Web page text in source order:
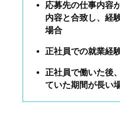
応募先の仕事内容
内容と合致し、経
場合
正社員での就業経
正社員で働いた後
ていた期間が長い